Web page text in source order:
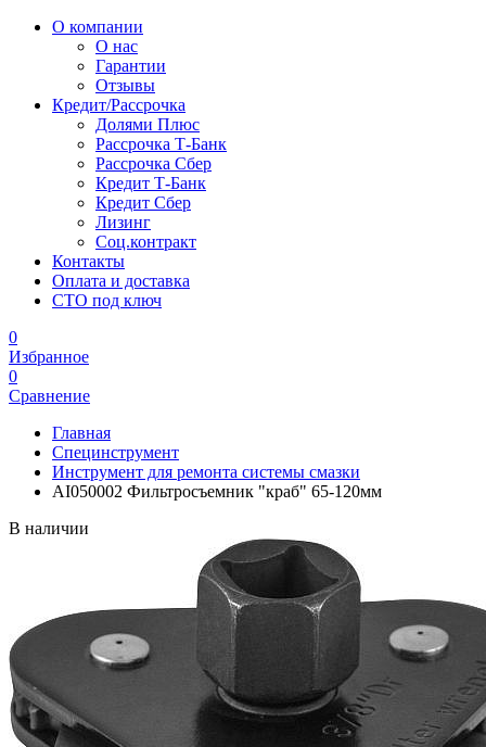
О компании
О нас
Гарантии
Отзывы
Кредит/Рассрочка
Долями Плюс
Рассрочка Т-Банк
Рассрочка Сбер
Кредит Т-Банк
Кредит Сбер
Лизинг
Соц.контракт
Контакты
Оплата и доставка
СТО под ключ
0
Избранное
0
Сравнение
Главная
Специнструмент
Инструмент для ремонта системы смазки
AI050002 Фильтросъемник "краб" 65-120мм
В наличии